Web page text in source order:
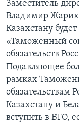
Заместитель
Владимир
Казахстану
«Таможенный
обязательств
Подавляющее
рамках
обязательствам
Казахстану и
вступить в ВТО,